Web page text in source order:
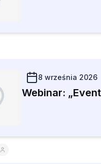
8 września 2026
Webinar: